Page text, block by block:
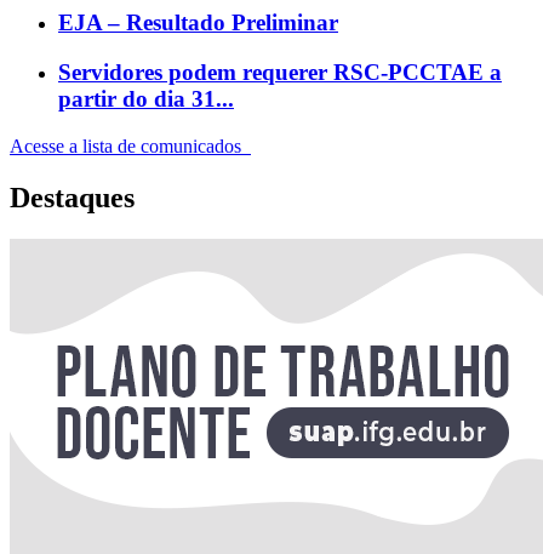
EJA – Resultado Preliminar
Servidores podem requerer RSC-PCCTAE a
partir do dia 31...
Acesse a lista de comunicados
Destaques